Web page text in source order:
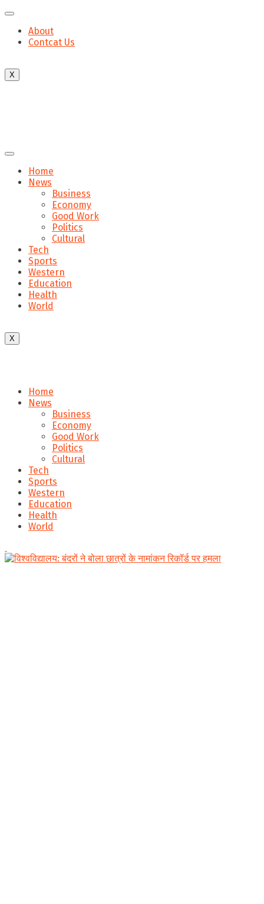
About
Contcat Us
X
Home
News
Business
Economy
Good Work
Politics
Cultural
Tech
Sports
Western
Education
Health
World
X
Home
News
Business
Economy
Good Work
Politics
Cultural
Tech
Sports
Western
Education
Health
World